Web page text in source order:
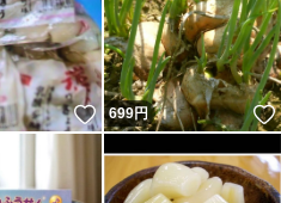
いいね！
699円